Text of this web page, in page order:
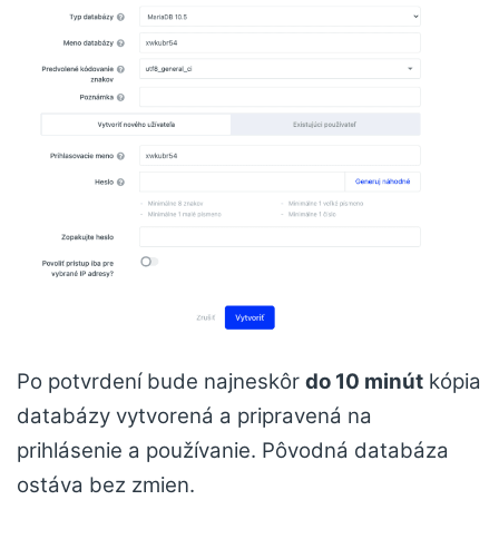
Po potvrdení bude najneskôr do 10 minút kópia
databázy vytvorená a pripravená na
prihlásenie a používanie. Pôvodná databáza
ostáva bez zmien.